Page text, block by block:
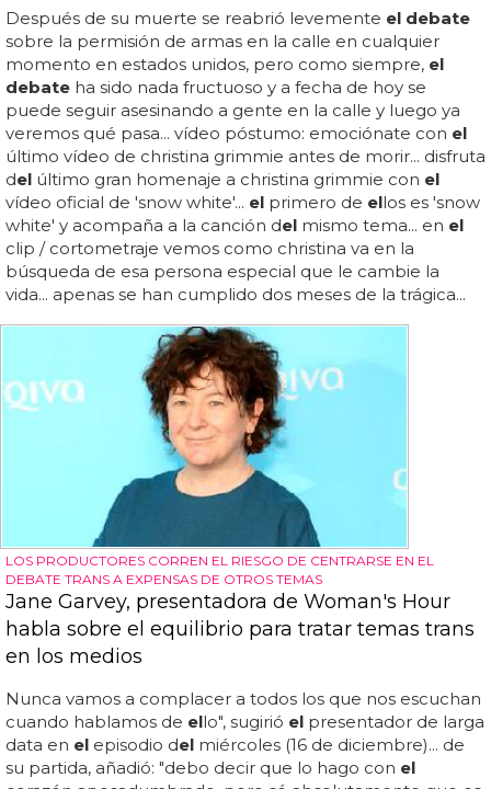
Después de su muerte se reabrió levemente el debate
sobre la permisión de armas en la calle en cualquier
momento en estados unidos, pero como siempre, el
debate ha sido nada fructuoso y a fecha de hoy se
puede seguir asesinando a gente en la calle y luego ya
veremos qué pasa... vídeo póstumo: emociónate con el
último vídeo de christina grimmie antes de morir... disfruta
del último gran homenaje a christina grimmie con el
vídeo oficial de 'snow white'... el primero de ellos es 'snow
white' y acompaña a la canción del mismo tema... en el
clip / cortometraje vemos como christina va en la
búsqueda de esa persona especial que le cambie la
vida... apenas se han cumplido dos meses de la trágica...
LOS PRODUCTORES CORREN EL RIESGO DE CENTRARSE EN EL
DEBATE TRANS A EXPENSAS DE OTROS TEMAS
Jane Garvey, presentadora de Woman's Hour
habla sobre el equilibrio para tratar temas trans
en los medios
Nunca vamos a complacer a todos los que nos escuchan
cuando hablamos de ello", sugirió el presentador de larga
data en el episodio del miércoles (16 de diciembre)... de
su partida, añadió: "debo decir que lo hago con el